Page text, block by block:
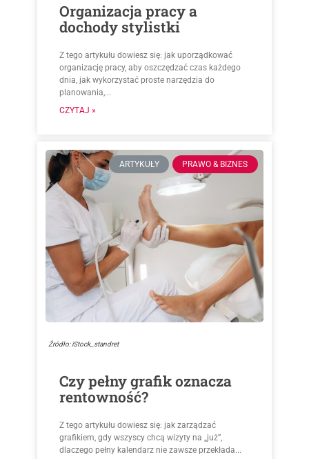
Organizacja pracy a
dochody stylistki
Z tego artykułu dowiesz się: jak uporządkować
organizację pracy, aby oszczędzać czas każdego
dnia, jak wykorzystać proste narzędzia do
planowania,...
CZYTAJ »
ARTYKUŁY PRAWO & BIZNES
Źródło: iStock_standret
Czy pełny grafik oznacza
rentowność?
Z tego artykułu dowiesz się: jak zarządzać
grafikiem, gdy wszyscy chcą wizyty na „już”,
dlaczego pełny kalendarz nie zawsze przekłada...